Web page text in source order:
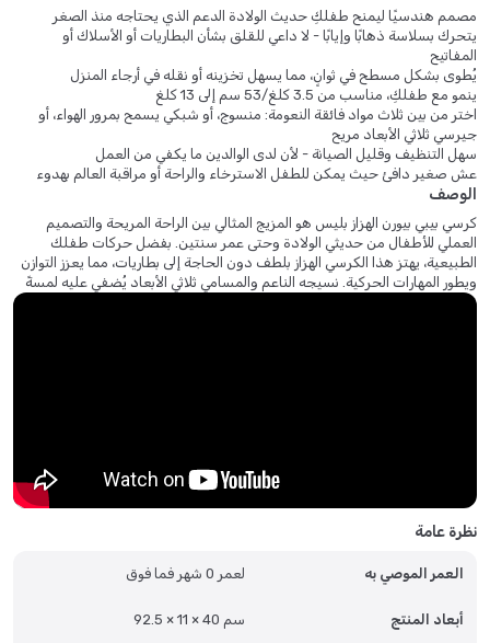
مصمم هندسيًا ليمنح طفلكِ حديث الولادة الدعم الذي يحتاجه منذ الصغر
يتحرك بسلاسة ذهابًا وإيابًا - لا داعي للقلق بشأن البطاريات أو الأسلاك أو
المفاتيح
يُطوى بشكل مسطح في ثوانٍ، مما يسهل تخزينه أو نقله في أرجاء المنزل
ينمو مع طفلكِ، مناسب من 3.5 كلغ/53 سم إلى 13 كلغ
اختر من بين ثلاث مواد فائقة النعومة: منسوج، أو شبكي يسمح بمرور الهواء، أو
جيرسي ثلاثي الأبعاد مريح
سهل التنظيف وقليل الصيانة - لأن لدى الوالدين ما يكفي من العمل
عش صغير دافئ حيث يمكن للطفل الاسترخاء والراحة أو مراقبة العالم بهدوء
الوصف
كرسي بيبي بيورن الهزاز بليس هو المزيج المثالي بين الراحة المريحة والتصميم
العملي للأطفال من حديثي الولادة وحتى عمر سنتين. بفضل حركات طفلك
الطبيعية، يهتز هذا الكرسي الهزاز بلطف دون الحاجة إلى بطاريات، مما يعزز التوازن
ويطور المهارات الحركية. نسيجه الناعم والمسامي ثلاثي الأبعاد يُضفي عليه لمسةً
مميزة، فهو لطيف على البشرة الحساسة ومريح للغاية. بفضل تصميمه المريح
نظرة عامة
العمر الموصي به لعمر 0 شهر فما فوق
أبعاد المنتج 92.5 × 11 × 40 سم